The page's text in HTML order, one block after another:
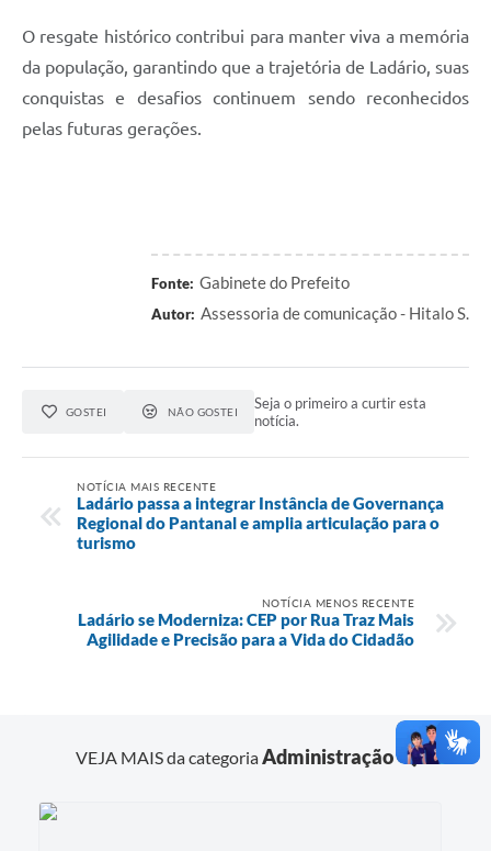
O resgate histórico contribui para manter viva a memória
da população, garantindo que a trajetória de Ladário, suas
conquistas e desafios continuem sendo reconhecidos
pelas futuras gerações.
Fonte: Gabinete do Prefeito
Autor: Assessoria de comunicação - Hitalo S.
GOSTEI NÃO GOSTEI
Seja o primeiro a curtir esta
notícia.
NOTÍCIA MAIS RECENTE
Ladário passa a integrar Instância de Governança
Regional do Pantanal e amplia articulação para o
turismo
NOTÍCIA MENOS RECENTE
Ladário se Moderniza: CEP por Rua Traz Mais
Agilidade e Precisão para a Vida do Cidadão
VEJA MAIS da categoriaAdministração